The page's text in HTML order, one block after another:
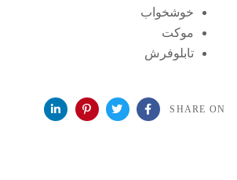
خوشخواب
موکت
تابلوفرش
SHARE ON